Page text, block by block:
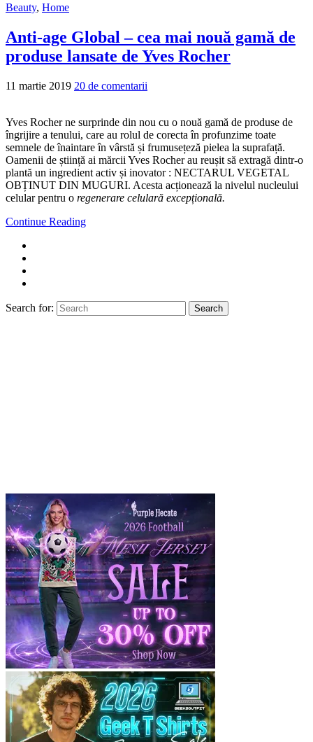
Beauty, Home
Anti-age Global – cea mai nouă gamă de
produse lansate de Yves Rocher
11 martie 2019 20 de comentarii
Yves Rocher ne surprinde din nou cu o nouă gamă de produse de
îngrijire a tenului, care au rolul de corecta în profunzime toate
semnele de înaintare în vârstă și frumusețeză pielea la suprafață.
Oamenii de știință ai mărcii Yves Rocher au reușit să extragă dintr-o
plantă un ingredient activ și inovator : NECTARUL VEGETAL
OBȚINUT DIN MUGURI. Acesta acționează la nivelul nucleului
celular pentru o regenerare celulară excepțională.
Continue Reading
Search for: Search